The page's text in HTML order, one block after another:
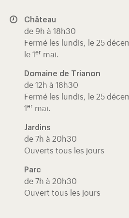
Château
de 9h à 18h30
Fermé les lundis, le 25
le 1 er mai.
Domaine de Trianon
de 12h à 18h30
Fermé les lundis, le 25
1 er mai.
Jardins
de 7h à 20h30
Ouverts tous les jours
Parc
de 7h à 20h30
Ouvert tous les jours